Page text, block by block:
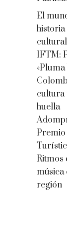
El
cultural
IFTM:
cultura
huella
Premio
Ritmos
música
región